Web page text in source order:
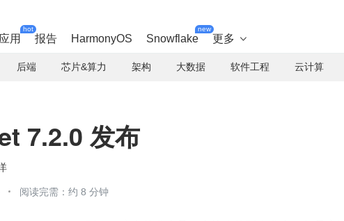
用
hot
报告 HarmonyOS Snowflake
new
更多 
后端 芯片&算力 架构 大数据 软件工程 云计算
7.2.0 发布
阅读完需：约 8 分钟